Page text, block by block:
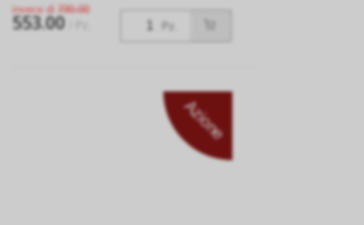
Pz.
invece di 790.00
553.00
Azione